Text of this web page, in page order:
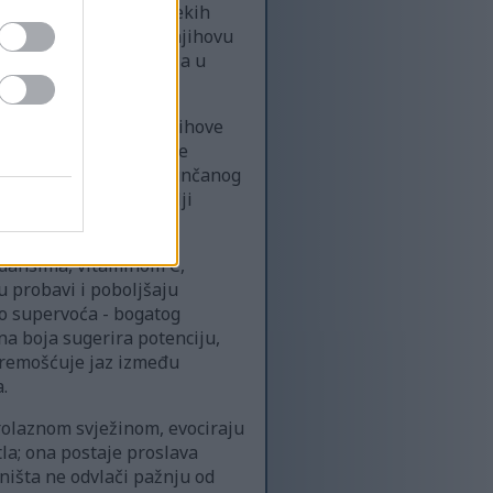
duž površine nekih
naglašava njihovu
čin gledanja voća u
gotovo svjetleće, njihove
i pukotina svake
svježinu sunčanog
voća; one su dragulji
vitaminom C,
probavi i poboljšaju
supervoća - bogatog
boja sugerira potenciju,
jaz između
svježinom, evociraju
ona postaje proslava
ne odvlači pažnju od